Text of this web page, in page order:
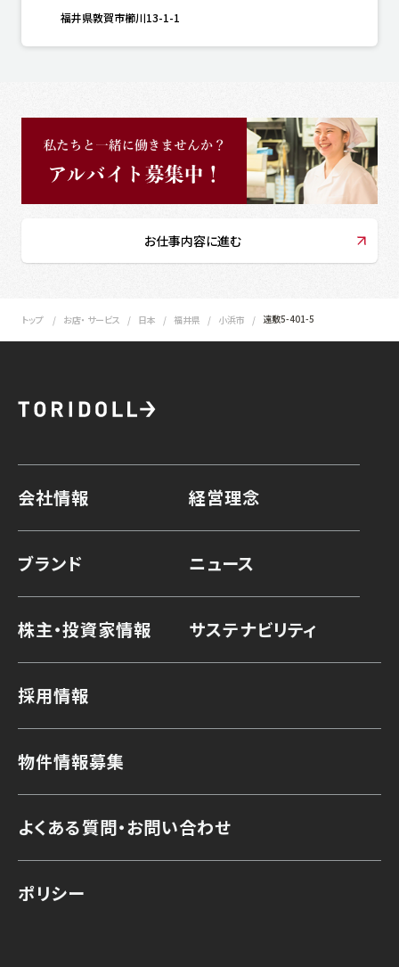
福井県敦賀市櫛川13-1-1
お仕事内容に進む
トップ お店・ サービス 日本 福井県 小浜市 遠敷5-401-5
会社情報 経営理念
ブランド ニュース
株主・投資家情報 サステナビリティ
採用情報
物件情報募集
よくある質問・お問い合わせ
ポリシー